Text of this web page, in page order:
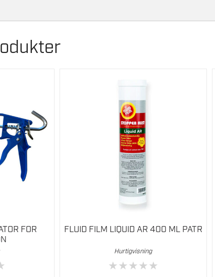
FOR
FLUID FILM LIQUID AR 400 ML PATR
Hurtigvisning
★★★★★